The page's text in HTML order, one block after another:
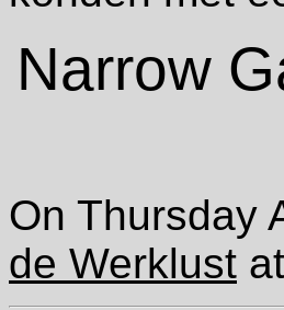
Narrow
On Thursday
de Werklust